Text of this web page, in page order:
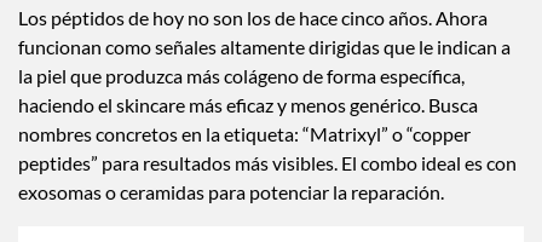
Los péptidos de hoy no son los de hace cinco años. Ahora
funcionan como señales altamente dirigidas que le indican a
la piel que produzca más colágeno de forma específica,
haciendo el skincare más eficaz y menos genérico. Busca
nombres concretos en la etiqueta: “Matrixyl” o “copper
peptides” para resultados más visibles. El combo ideal es con
exosomas o ceramidas para potenciar la reparación.